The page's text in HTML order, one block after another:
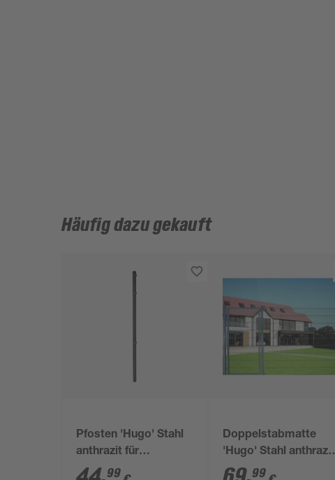
Häufig dazu gekauft
Pfosten 'Hugo' Stahl
anthrazit für
Doppelstabmatten 4
99
Doppelstabmatte
'Hugo' Stahl anthrazit
200 x 180 cm
99